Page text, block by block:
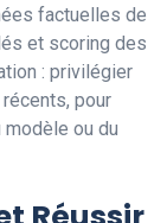
factuelles de
et scoring des
: privilégier
pour
modèle ou du